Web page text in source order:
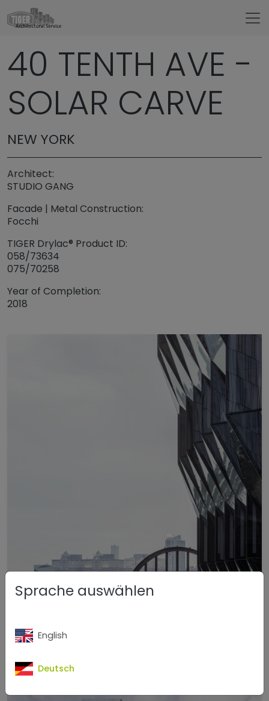
Referenzen
40 TENTH AVE -
SOLAR CARVE
NEW YORK
Architect:
STUDIO GANG
Facade | Metal Construction:
Focchi
TIGER Drylac® Product ID:
058/73634
075/70258
Year of Completion:
2018
Sprache auswählen
English
Deutsch